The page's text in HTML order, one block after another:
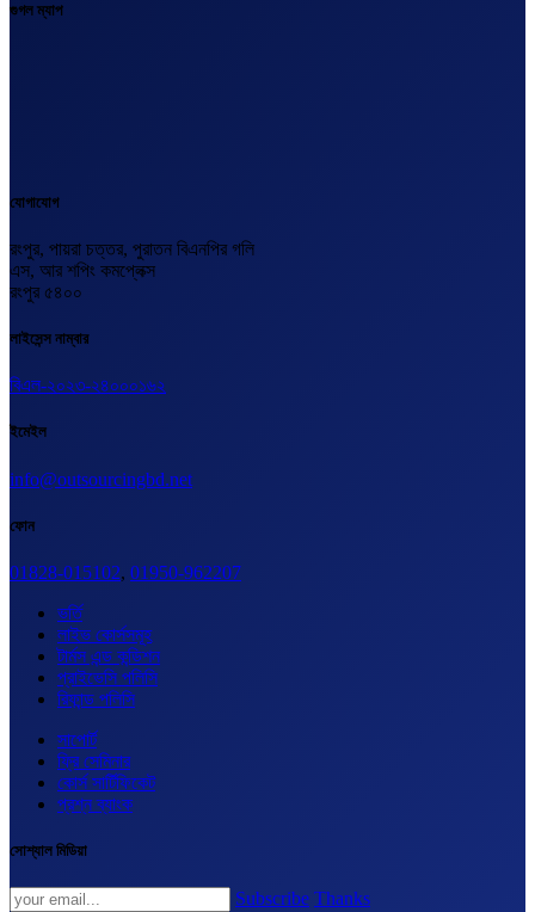
গুগল ম্যাপ
যোগাযোগ
রংপুর, পায়রা চত্তর, পুরাতন বিএনপির গলি
এস, আর শপিং কমপ্লেক্স
রংপুর ৫৪০০
লাইসেন্স নাম্বার
বিএল-২০২৩-২৪০০০১৬২
ইমেইল
info@outsourcingbd.net
ফোন
01828-015102, 01950-962207
ভর্তি
লাইভ কোর্সসমূহ
টার্মস এন্ড কন্ডিশন
প্রাইভেসি পলিসি
রিফান্ড পলিসি
সাপোর্ট
ফ্রি সেমিনার
কোর্স সার্টিফিকেট
প্রশ্ন ব্যাংক
সোশ্যাল মিডিয়া
Subscribe Thanks